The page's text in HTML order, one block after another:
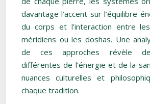
davantage l’accent sur l’équilibre
du corps et l’interaction entre
méridiens ou les doshas. Une
de ces approches révèle
différentes de l’énergie et de la
nuances culturelles et
chaque tradition.